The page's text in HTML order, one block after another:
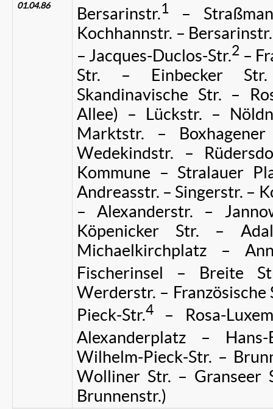
01.04.86
Bersarinstr.1 –
Kochhannstr. –
– Jacques-Duclos-Str.2 –
Str. – Einbecker
Skandinavische Str. –
Allee) – Lückstr. –
Marktstr. –
Wedekindstr. –
Kommune – Stralauer
Andreasstr. – Singerstr. –
– Alexanderstr. –
Köpenicker Str. –
Michaelkirchplatz –
Fischerinsel – Breite
Werderstr. –
Pieck-Str.4 – Rosa-
Alexanderplatz – Hans-
Wilhelm-Pieck-Str. –
Wolliner Str. – Granseer
Brunnenstr.)